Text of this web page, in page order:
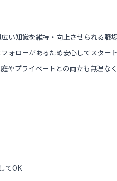
い知識を維持・向上させられる職場
ォローがあるため安心してスタート
やプライベートとの両立も無理なく
てOK